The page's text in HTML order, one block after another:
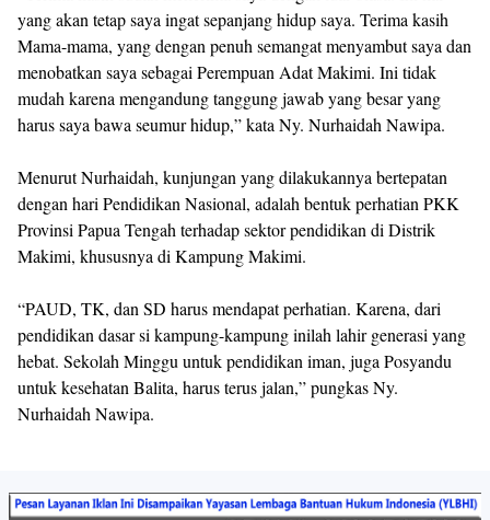
yang akan tetap saya ingat sepanjang hidup saya. Terima kasih
Mama-mama, yang dengan penuh semangat menyambut saya dan
menobatkan saya sebagai Perempuan Adat Makimi. Ini tidak
mudah karena mengandung tanggung jawab yang besar yang
harus saya bawa seumur hidup,” kata Ny. Nurhaidah Nawipa.
Menurut Nurhaidah, kunjungan yang dilakukannya bertepatan
dengan hari Pendidikan Nasional, adalah bentuk perhatian PKK
Provinsi Papua Tengah terhadap sektor pendidikan di Distrik
Makimi, khususnya di Kampung Makimi.
“PAUD, TK, dan SD harus mendapat perhatian. Karena, dari
pendidikan dasar si kampung-kampung inilah lahir generasi yang
hebat. Sekolah Minggu untuk pendidikan iman, juga Posyandu
untuk kesehatan Balita, harus terus jalan,” pungkas Ny.
Nurhaidah Nawipa.